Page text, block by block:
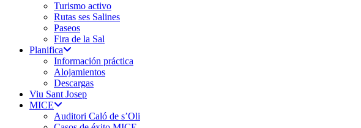
Turismo activo
Rutas ses Salines
Paseos
Fira de la Sal
Planifica
Información práctica
Alojamientos
Descargas
Viu Sant Josep
MICE
Auditori Caló de s’Oli